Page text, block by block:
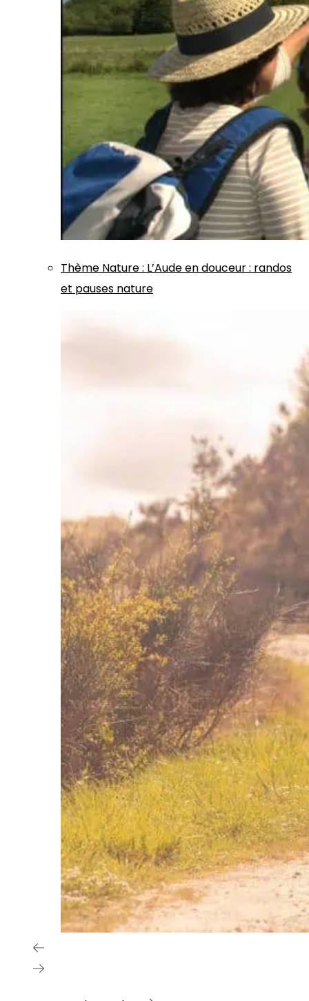
Thème Nature: L’Aude en douceur : randos
et pauses nature